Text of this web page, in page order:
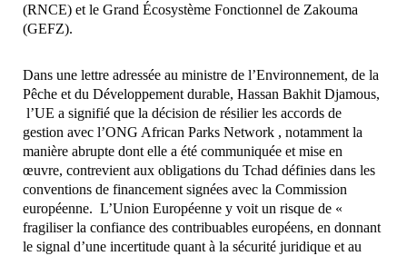
(RNCE) et le Grand Écosystème Fonctionnel de Zakouma
(GEFZ).
Dans une lettre adressée au ministre de l’Environnement, de la
Pêche et du Développement durable, Hassan Bakhit Djamous,
l’UE a signifié que la décision de résilier les accords de
gestion avec l’ONG African Parks Network , notamment la
manière abrupte dont elle a été communiquée et mise en
œuvre, contrevient aux obligations du Tchad définies dans les
conventions de financement signées avec la Commission
européenne. L’Union Européenne y voit un risque de «
fragiliser la confiance des contribuables européens, en donnant
le signal d’une incertitude quant à la sécurité juridique et au